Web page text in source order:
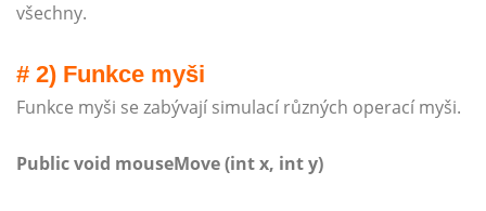
všechny.
# 2) Funkce myši
Funkce myši se zabývají simulací různých operací myši.
Public void mouseMove (int x, int y)